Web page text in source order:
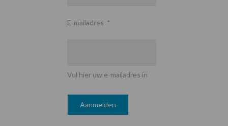
E-mailadres *
Vul hier uw e-mailadres in